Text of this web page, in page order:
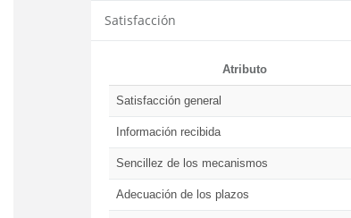
Satisfacción
Atributo
Satisfacción general
Información recibida
Sencillez de los mecanismos
Adecuación de los plazos